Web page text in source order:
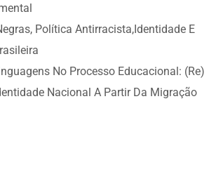
Política Antirracista,Identidade E
No Processo Educacional: (Re)
Nacional A Partir Da Migração